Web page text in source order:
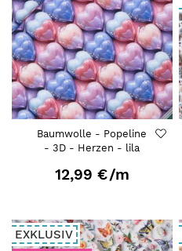
Baumwolle - Popeline
- 3D - Herzen - lila
12,99 €/m
EXKLUSIV